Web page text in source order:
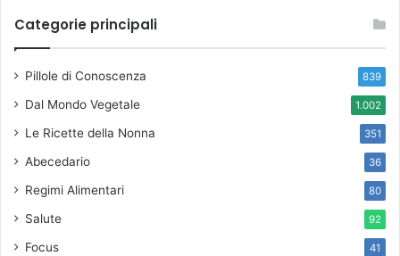
Categorie principali
Pillole di Conoscenza 839
Dal Mondo Vegetale 1.002
Le Ricette della Nonna 351
Abecedario 36
Regimi Alimentari 80
Salute 92
Focus 41